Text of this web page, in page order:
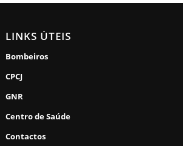
LINKS ÚTEIS
Bombeiros
CPCJ
GNR
Centro de Saúde
Contactos